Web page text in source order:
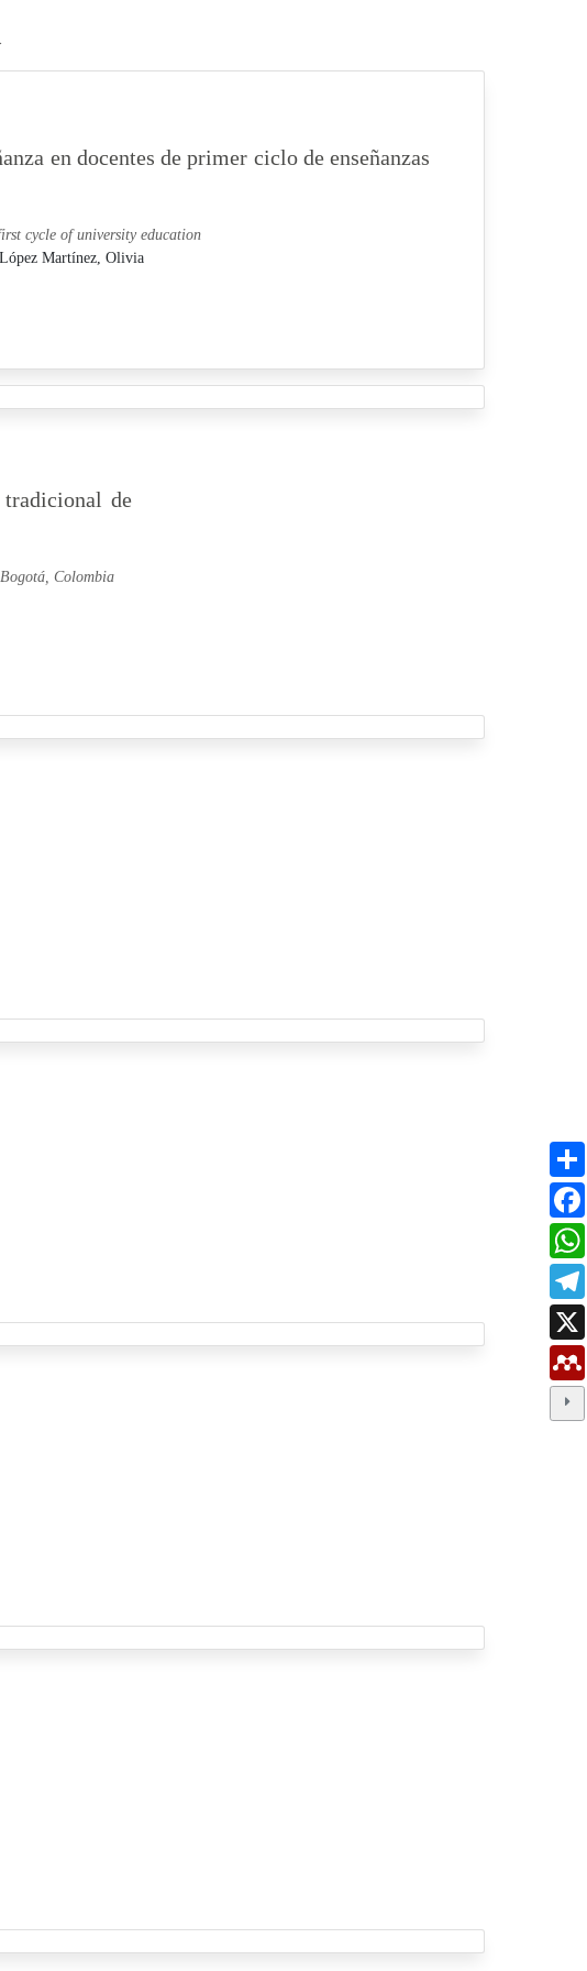
en docentes de primer ciclo de enseñanzas
cycle of university education
López Martínez, Olivia
de
Colombia